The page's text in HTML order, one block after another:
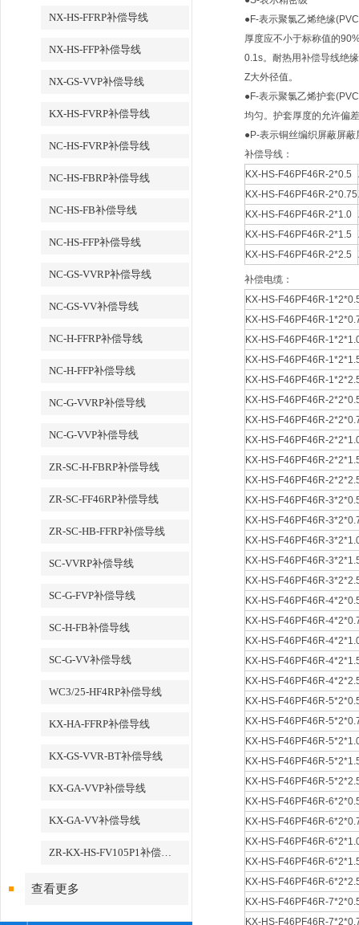
NX-HS-FFRP补偿导线
NX-HS-FFP补偿导线
NX-GS-VVP补偿导线
KX-HS-FVRP补偿导线
NC-HS-FVRP补偿导线
NC-HS-FBRP补偿导线
NC-HS-FB补偿导线
NC-HS-FFP补偿导线
NC-GS-VVRP补偿导线
NC-GS-VV补偿导线
NC-H-FFRP补偿导线
NC-H-FFP补偿导线
NC-G-VVRP补偿导线
NC-G-VVP补偿导线
ZR-SC-H-FBRP补偿导线
ZR-SC-FF46RP补偿导线
ZR-SC-HB-FFRP补偿导线
SC-VVRP补偿导线
SC-G-FVP补偿导线
SC-H-FB补偿导线
SC-G-VV补偿导线
WC3/25-HF4RP补偿导线
KX-HA-FFRP补偿导线
KX-GS-VVR-BT补偿导线
KX-GA-VVP补偿导线
KX-GA-VV补偿导线
ZR-KX-HS-FV105P1补偿导线
查看更多
●F-表示聚氯乙烯绝缘
厚度应不小于标称值的
0.1s。耐热用补偿导线绝
Z大外径值。
●F-表示聚氯乙烯护套
均匀。护套厚度的允许偏
●P-表示铜丝编织屏蔽屏
补偿导线：
KX-HS-F46PF46R-2*0.5
KX-HS-F46PF46R-2*0.75
KX-HS-F46PF46R-2*1.0
KX-HS-F46PF46R-2*1.5
KX-HS-F46PF46R-2*2.5
补偿电缆：
KX-HS-F46PF46R-
KX-HS-F46PF46R-
KX-HS-F46PF46R-
KX-HS-F46PF46R-
KX-HS-F46PF46R-
KX-HS-F46PF46R-
KX-HS-F46PF46R-
KX-HS-F46PF46R-
KX-HS-F46PF46R-
KX-HS-F46PF46R-
KX-HS-F46PF46R-
KX-HS-F46PF46R-
KX-HS-F46PF46R-
KX-HS-F46PF46R-
KX-HS-F46PF46R-
KX-HS-F46PF46R-
KX-HS-F46PF46R-
KX-HS-F46PF46R-
KX-HS-F46PF46R-
KX-HS-F46PF46R-
KX-HS-F46PF46R-
KX-HS-F46PF46R-
KX-HS-F46PF46R-
KX-HS-F46PF46R-
KX-HS-F46PF46R-
KX-HS-F46PF46R-
KX-HS-F46PF46R-
KX-HS-F46PF46R-
KX-HS-F46PF46R-
KX-HS-F46PF46R-
KX-HS-F46PF46R-
KX-HS-F46PF46R-